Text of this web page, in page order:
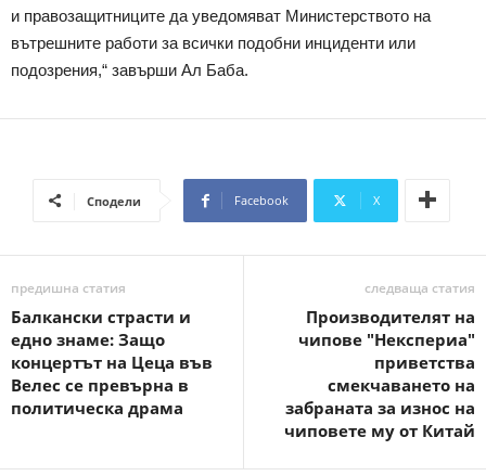
и правозащитниците да уведомяват Министерството на
вътрешните работи за всички подобни инциденти или
подозрения,“ завърши Ал Баба.
Сподели Facebook X
предишна статия
Балкански страсти и
едно знаме: Защо
концертът на Цеца във
Велес се превърна в
политическа драма
следваща статия
Производителят на
чипове "Некспериа"
приветства
смекчаването на
забраната за износ на
чиповете му от Китай